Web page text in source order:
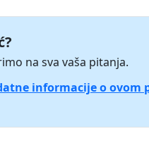
na sva vaša pitanja.
informacije o ovom